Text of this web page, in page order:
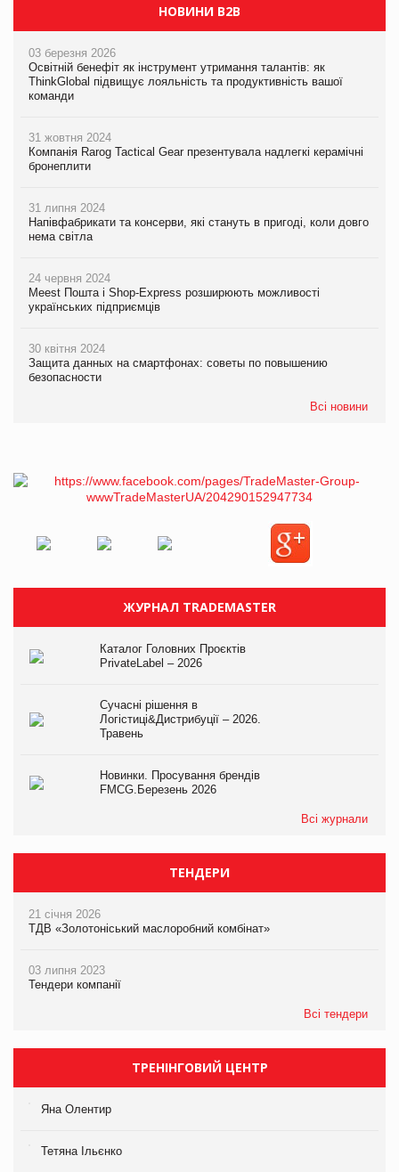
НОВИНИ B2B
03 березня 2026
Освітній бенефіт як інструмент утримання талантів: як
ThinkGlobal підвищує лояльність та продуктивність вашої
команди
31 жовтня 2024
Компанія Rarog Tactical Gear презентувала надлегкі керамічні
бронеплити
31 липня 2024
Напівфабрикати та консерви, які стануть в пригоді, коли довго
нема світла
24 червня 2024
Meest Пошта і Shop-Express розширюють можливості
українських підприємців
30 квітня 2024
Защита данных на смартфонах: советы по повышению
безопасности
Всі новини
ЖУРНАЛ TRADEMASTER
Каталог Головних Проєктів
PrivateLabel – 2026
Сучасні рішення в
Логістиці&Дистрибуції – 2026.
Травень
Новинки. Просування брендів
FMCG.Березень 2026
Всі журнали
ТЕНДЕРИ
21 січня 2026
ТДВ «Золотоніський маслоробний комбінат»
03 липня 2023
Тендери компанії
Всі тендери
ТРЕНІНГОВИЙ ЦЕНТР
Яна Олентир
Тетяна Ільєнко